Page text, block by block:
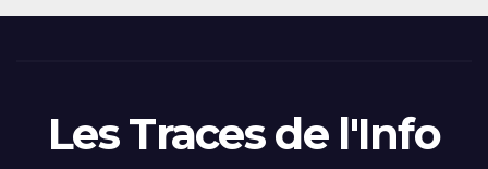
Les Traces de l'Info